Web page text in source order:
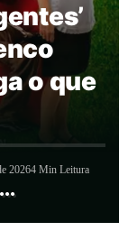
o que
20264 Min Leitura